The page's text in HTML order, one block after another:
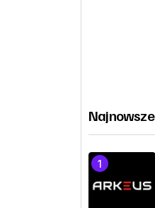
Najnowsze